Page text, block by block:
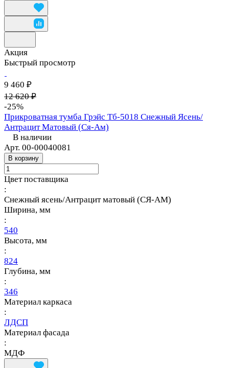
Акция
Быстрый просмотр
9 460 ₽
12 620 ₽
-25%
Прикроватная тумба Грэйс Тб-5018 Снежный Ясень/
Антрацит Матовый (Ся-Ам)
В наличии
Арт. 00-00040081
В корзину
Цвет поставщика
:
Снежный ясень/Антрацит матовый (СЯ-АМ)
Ширина, мм
:
540
Высота, мм
:
824
Глубина, мм
:
346
Материал каркаса
:
ЛДСП
Материал фасада
:
МДФ